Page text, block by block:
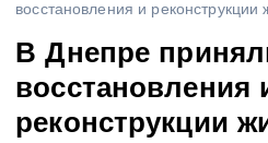
восстановления и
В Днепре
восстановления
реконструкции